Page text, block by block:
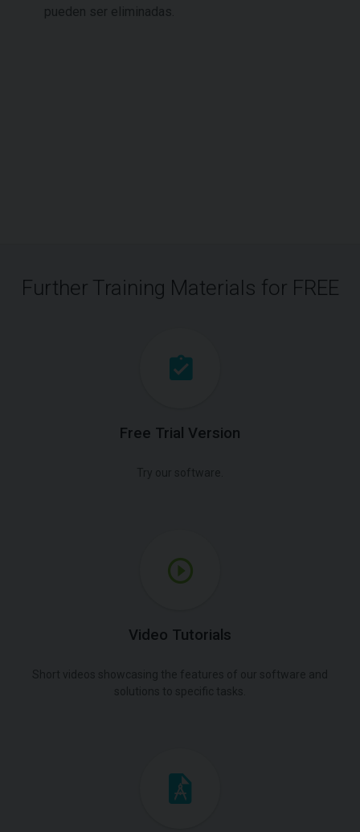
pueden ser eliminadas.
Further Training Materials for FREE
Free Trial Version
Video Tutorials